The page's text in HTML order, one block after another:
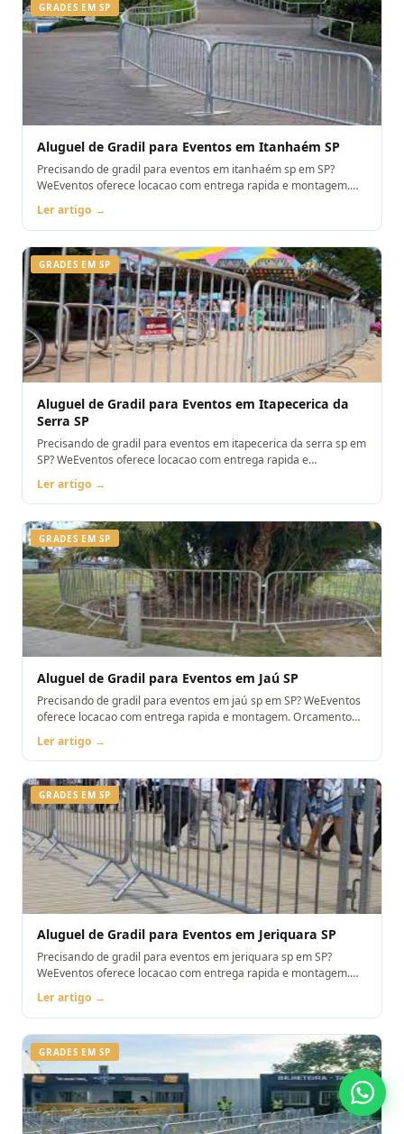
GRADES EM SP
Aluguel de Gradil para Eventos em Itanhaém SP
Precisando de gradil para eventos em itanhaém sp em SP?
WeEventos oferece locacao com entrega rapida e montagem.
Orcamento pelo WhatsApp.
Ler artigo →
GRADES EM SP
Aluguel de Gradil para Eventos em Itapecerica da
Serra SP
Precisando de gradil para eventos em itapecerica da serra sp em
SP? WeEventos oferece locacao com entrega rapida e
montagem. Orcamento pelo WhatsApp.
Ler artigo →
GRADES EM SP
Aluguel de Gradil para Eventos em Jaú SP
Precisando de gradil para eventos em jaú sp em SP? WeEventos
oferece locacao com entrega rapida e montagem. Orcamento
pelo WhatsApp.
Ler artigo →
GRADES EM SP
Aluguel de Gradil para Eventos em Jeriquara SP
Precisando de gradil para eventos em jeriquara sp em SP?
WeEventos oferece locacao com entrega rapida e montagem.
Orcamento pelo WhatsApp.
Ler artigo →
GRADES EM SP